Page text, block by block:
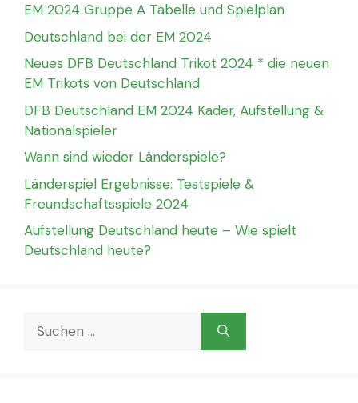
EM 2024 Gruppe A Tabelle und Spielplan
Deutschland bei der EM 2024
Neues DFB Deutschland Trikot 2024 * die neuen
EM Trikots von Deutschland
DFB Deutschland EM 2024 Kader, Aufstellung &
Nationalspieler
Wann sind wieder Länderspiele?
Länderspiel Ergebnisse: Testspiele &
Freundschaftsspiele 2024
Aufstellung Deutschland heute – Wie spielt
Deutschland heute?
Suchen
nach: